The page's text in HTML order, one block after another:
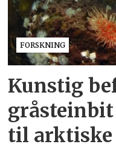
FORSKNING
Kunstig
til arktiske